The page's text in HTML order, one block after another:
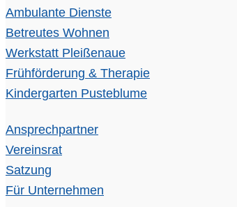
Ambulante Dienste
Betreutes Wohnen
Werkstatt Pleißenaue
Frühförderung & Therapie
Kindergarten Pusteblume
Ansprechpartner
Vereinsrat
Satzung
Für Unternehmen